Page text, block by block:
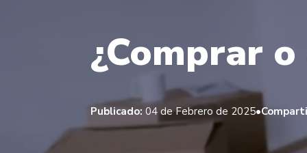
¿Comprar
Publicado: 04 de Febrero de 2025•